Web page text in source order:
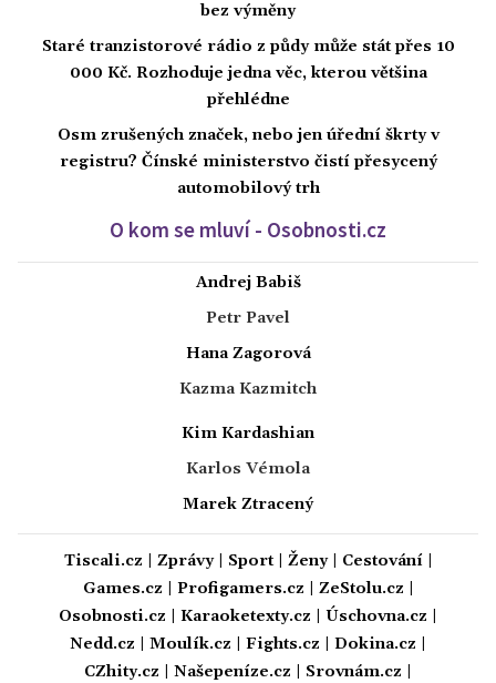
bez výměny
Staré tranzistorové rádio z půdy může stát přes 10
000 Kč. Rozhoduje jedna věc, kterou většina
přehlédne
Osm zrušených značek, nebo jen úřední škrty v
registru? Čínské ministerstvo čistí přesycený
automobilový trh
O kom se mluví - Osobnosti.cz
Andrej Babiš
Petr Pavel
Hana Zagorová
Kazma Kazmitch
Kim Kardashian
Karlos Vémola
Marek Ztracený
Tiscali.cz Zprávy| Sport| Ženy| Cestování|
Games.cz
Profigamers.cz ZeStolu.cz
Osobnosti.cz
Karaoketexty.cz Úschovna.cz
Nedd.cz
Moulík.cz Fights.cz Dokina.cz
CZhity.cz
Našepeníze.cz Srovnám.cz